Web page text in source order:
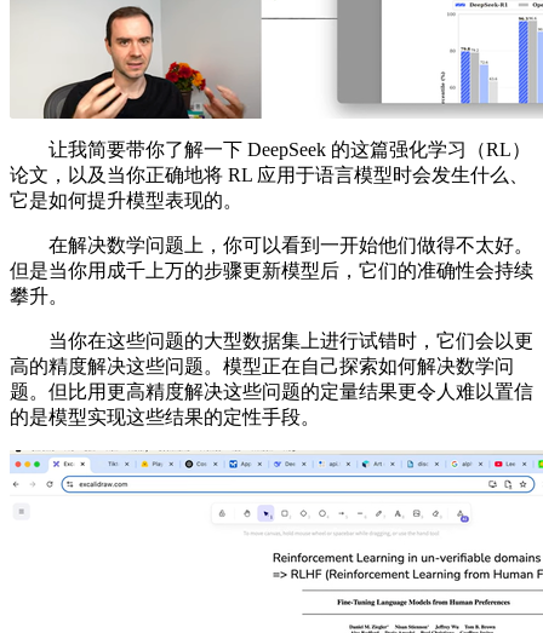
让我简要带你了解一下 DeepSeek 的这篇强化学习（RL）
论文，以及当你正确地将 RL 应用于语言模型时会发生什么、
它是如何提升模型表现的。
在解决数学问题上，你可以看到一开始他们做得不太好。
但是当你用成千上万的步骤更新模型后，它们的准确性会持续
攀升。
当你在这些问题的大型数据集上进行试错时，它们会以更
高的精度解决这些问题。模型正在自己探索如何解决数学问
题。但比用更高精度解决这些问题的定量结果更令人难以置信
的是模型实现这些结果的定性手段。